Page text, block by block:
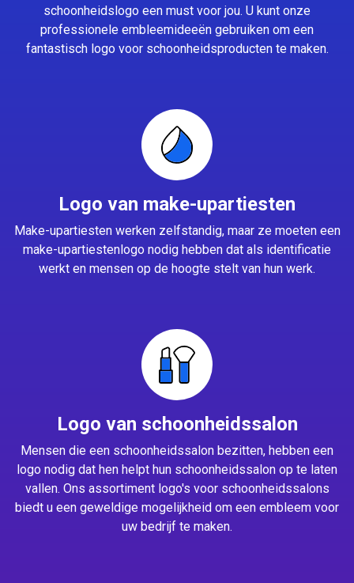
schoonheidslogo een must voor jou. U kunt onze
professionele embleemideeën gebruiken om een
fantastisch logo voor schoonheidsproducten te maken.
Logo van make-upartiesten
Make-upartiesten werken zelfstandig, maar ze moeten een
make-upartiestenlogo nodig hebben dat als identificatie
werkt en mensen op de hoogte stelt van hun werk.
Logo van schoonheidssalon
Mensen die een schoonheidssalon bezitten, hebben een
logo nodig dat hen helpt hun schoonheidssalon op te laten
vallen. Ons assortiment logo's voor schoonheidssalons
biedt u een geweldige mogelijkheid om een embleem voor
uw bedrijf te maken.